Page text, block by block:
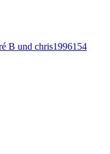
B und chris1996154